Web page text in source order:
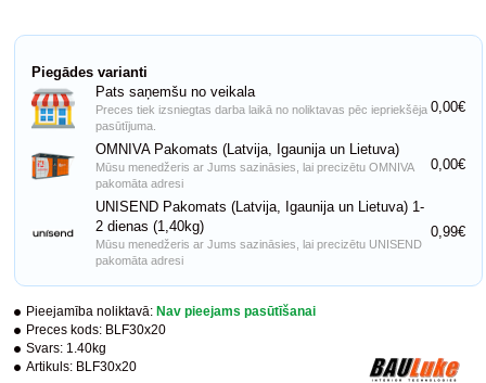
Pieejamība noliktavā: Nav pieejams pasūtīšanai
Preces kods: BLF30x20
Svars: 1.40kg
Artikuls: BLF30x20
Piegādes varianti
Pats saņemšu no veikala
Preces tiek izsniegtas darba laikā no noliktavas pēc iepriekšēja
pasūtījuma.
0,00€
OMNIVA Pakomats (Latvija, Igaunija un Lietuva)
Mūsu menedžeris ar Jums sazināsies, lai precizētu OMNIVA
pakomāta adresi
0,00€
UNISEND Pakomats (Latvija, Igaunija un Lietuva) 1-
2 dienas (1,40kg)
Mūsu menedžeris ar Jums sazināsies, lai precizētu UNISEND
pakomāta adresi
0,99€